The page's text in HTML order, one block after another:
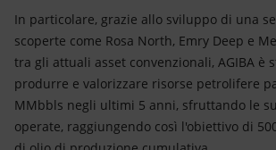
In particolare, grazie allo sviluppo di una
scoperte come Rosa North, Emry Deep e
tra gli attuali asset convenzionali, AGIBA è
produrre e valorizzare risorse petrolifere
MMbbls negli ultimi 5 anni, sfruttando le
operate, raggiungendo così l'obiettivo di